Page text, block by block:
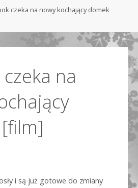
O
P
czeka na nowy kochający domek
na
i są już gotowe do zmiany